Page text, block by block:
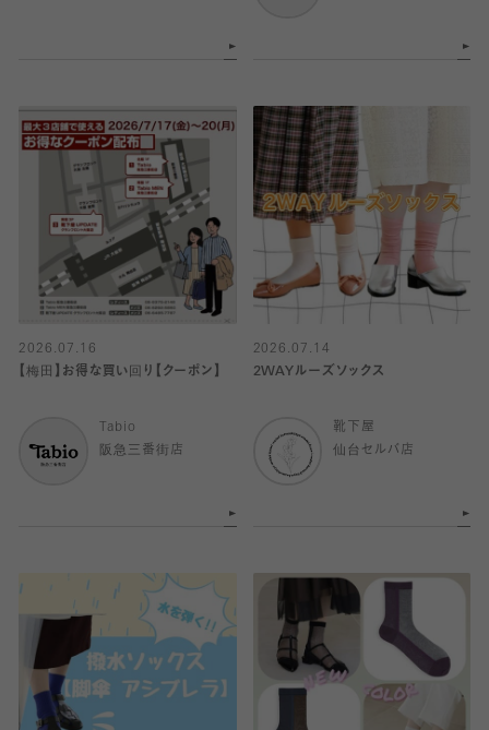
2026.07.16
【梅田】お得な買い回り【クーポン】
Tabio
阪急三番街店
2026.07.14
2WAYルーズソックス
靴下屋
仙台セルバ店